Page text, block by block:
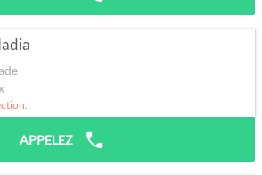
APPELEZ